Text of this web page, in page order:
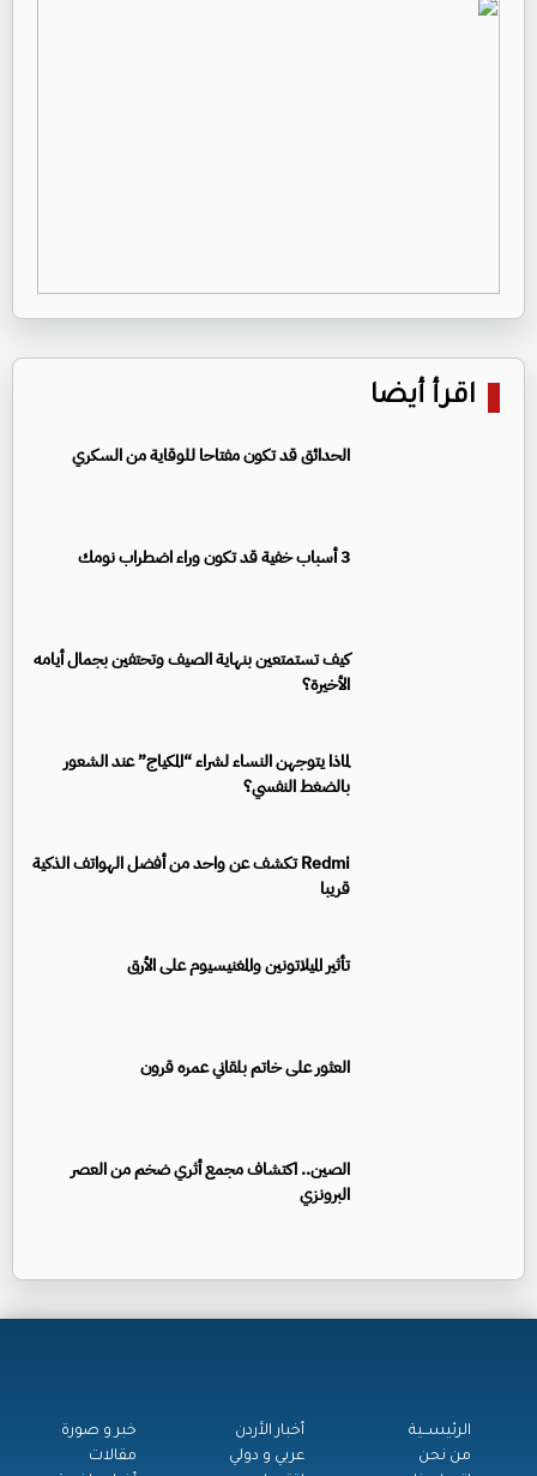
اقرأ أيضا
الحدائق قد تكون مفتاحا للوقاية من السكري
3 أسباب خفية قد تكون وراء اضطراب نومك
كيف تستمتعين بنهاية الصيف وتحتفين بجمال أيامه
الأخيرة؟
لماذا يتوجهن النساء لشراء “المكياج” عند الشعور
بالضغط النفسي؟
Redmi تكشف عن واحد من أفضل الهواتف الذكية
قريبا
تأثير الميلاتونين والمغنيسيوم على الأرق
العثور على خاتم بلقاني عمره قرون
الصين.. اكتشاف مجمع أثري ضخم من العصر
البرونزي
الرئيســية
من نحن
أخبار الأردن
عربي و دولي
خبر و صورة
مقالات